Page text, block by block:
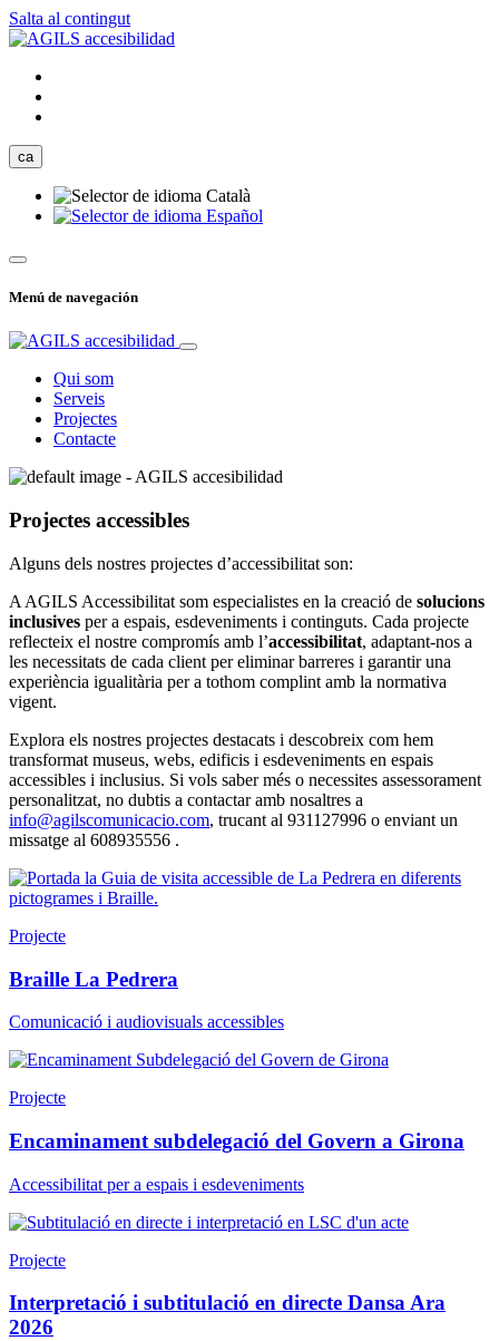
Salta al contingut
ca
Català
Español
Menú de navegación
Qui som
Serveis
Projectes
Contacte
Projectes accessibles
Alguns dels nostres projectes d’accessibilitat son:
A AGILS Accessibilitat som especialistes en la creació de solucions
inclusives per a espais, esdeveniments i continguts. Cada projecte
reflecteix el nostre compromís amb l’accessibilitat, adaptant-nos a
les necessitats de cada client per eliminar barreres i garantir una
experiència igualitària per a tothom complint amb la normativa
vigent.
Explora els nostres projectes destacats i descobreix com hem
transformat museus, webs, edificis i esdeveniments en espais
accessibles i inclusius. Si vols saber més o necessites assessorament
personalitzat, no dubtis a contactar amb nosaltres a
info@agilscomunicacio.com, trucant al 931127996 o enviant un
missatge al 608935556 .
Projecte
Braille La Pedrera
Comunicació i audiovisuals accessibles
Projecte
Encaminament subdelegació del Govern a Girona
Accessibilitat per a espais i esdeveniments
Projecte
Interpretació i subtitulació en directe Dansa Ara
2026